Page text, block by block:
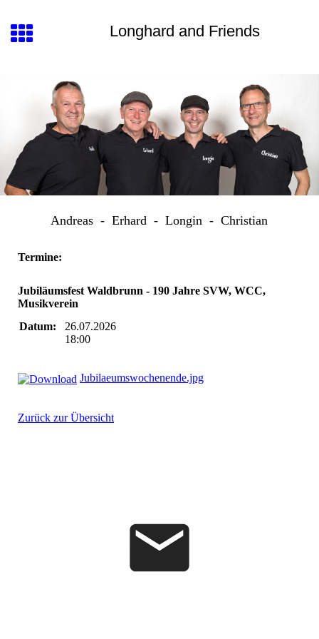
Longhard and Friends
Andreas - Erhard - Longin - Christian
Termine:
Jubiläumsfest Waldbrunn - 190 Jahre SVW, WCC,
Musikverein
Datum:
26.07.2026
18:00
Jubilaeumswochenende.jpg
Zurück zur Übersicht